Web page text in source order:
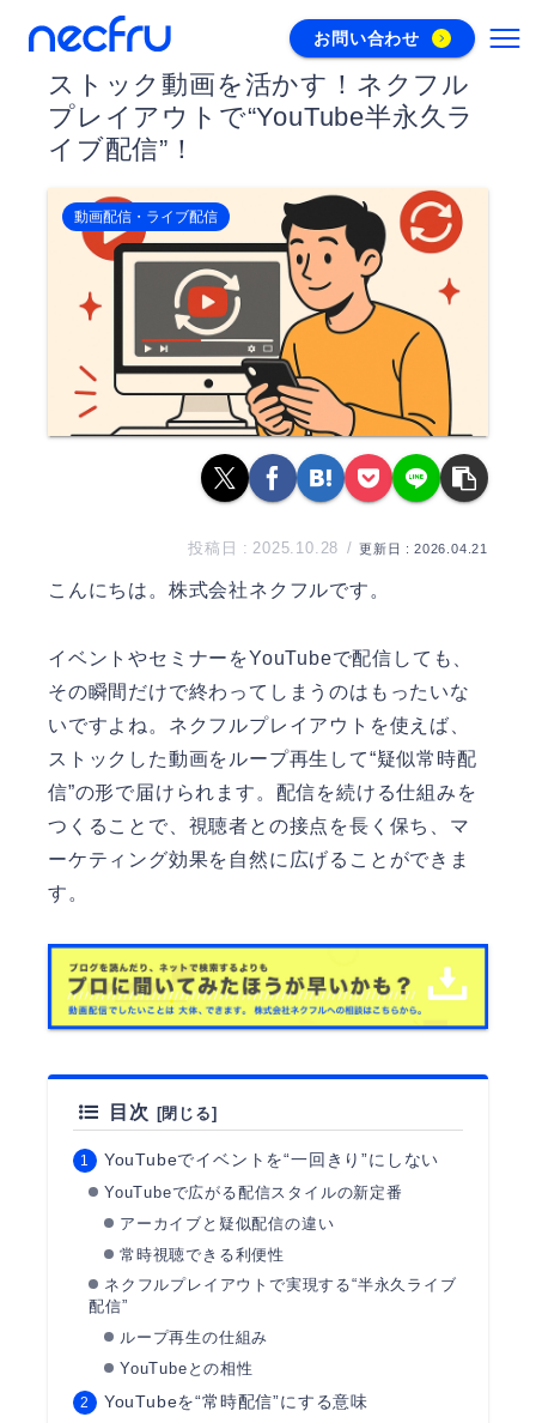
お問い合わせ
ストック動画を活かす！ネクフル
プレイアウトで“YouTube半永久ラ
イブ配信”！
動画配信・ライブ配信
2025.10.28 2026.04.21
こんにちは。 株式会社ネクフルです。
イベントやセミナーをYouTubeで配信しても、
その瞬間だけで終わってしまうのはもったいな
いですよね。ネクフルプレイアウトを使えば、
ストックした動画をループ再生して“疑似常時配
信”の形で届けられます。配信を続ける仕組みを
つくることで、視聴者との接点を長く保ち、マ
ーケティング効果を自然に広げることができま
す。
目次
YouTubeでイベントを“一回きり”にしない
YouTubeで広がる配信スタイルの新定番
アーカイブと疑似配信の違い
常時視聴できる利便性
ネクフルプレイアウトで実現する“半永久ライブ
配信”
ループ再生の仕組み
YouTubeとの相性
YouTubeを“常時配信”にする意味